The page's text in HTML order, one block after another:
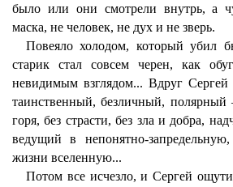
было или они смотрели внутрь, а
маска, не человек, не дух и не зверь.
Повеяло холодом, который убил
старик стал совсем черен, как
невидимым взглядом... Вдруг
таинственный, безличный, полярный
горя, без страсти, без зла и добра,
ведущий в непонятно-
жизни вселенную...
Потом все исчезло, и Сергей